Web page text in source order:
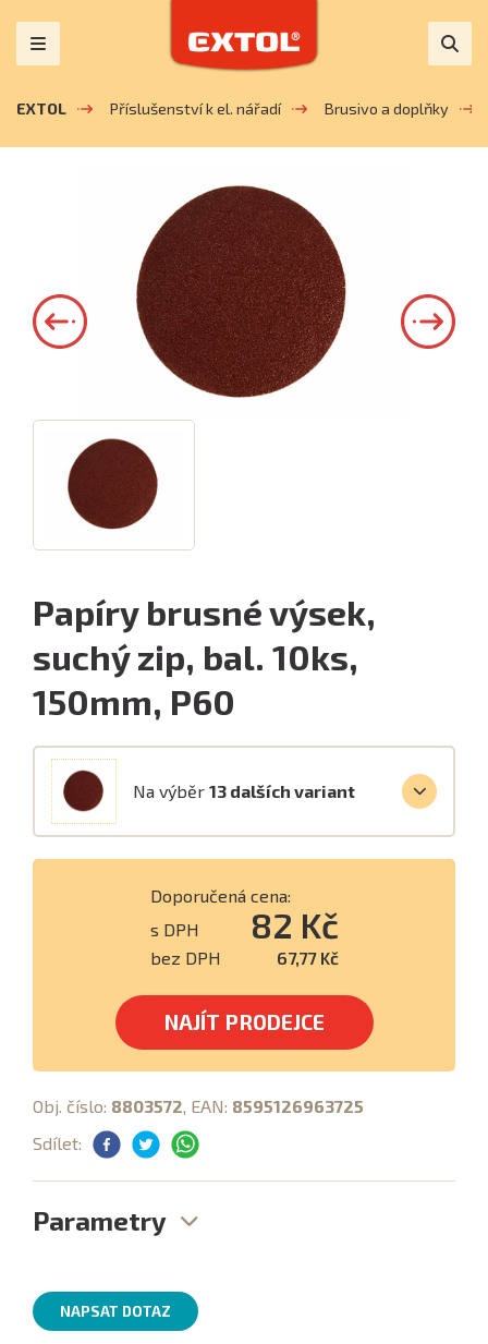
EXTOL Příslušenství k el. nářadí Brusivo a doplňky
Papíry brusné výsek,
suchý zip, bal. 10ks,
150mm, P60
Na výběr 13 dalších variant
Doporučená cena:
s DPH
82 Kč
bez DPH 67,77 Kč
NAJÍT PRODEJCE
Obj. číslo: 8803572, EAN: 8595126963725
Sdílet:
Parametry
NAPSAT DOTAZ